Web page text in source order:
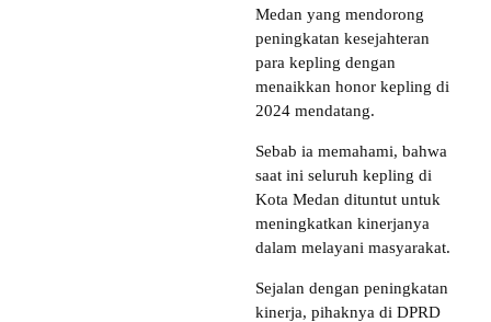
Medan yang mendorong
peningkatan kesejahteran
para kepling dengan
menaikkan honor kepling di
2024 mendatang.
Sebab ia memahami, bahwa
saat ini seluruh kepling di
Kota Medan dituntut untuk
meningkatkan kinerjanya
dalam melayani masyarakat.
Sejalan dengan peningkatan
kinerja, pihaknya di DPRD